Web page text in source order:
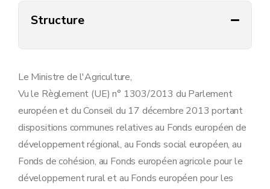
Structure
Le Ministre de l'Agriculture,
Vu le Règlement (UE) n° 1303/2013 du Parlement
européen et du Conseil du 17 décembre 2013 portant
dispositions communes relatives au Fonds européen de
développement régional, au Fonds social européen, au
Fonds de cohésion, au Fonds européen agricole pour le
développement rural et au Fonds européen pour les